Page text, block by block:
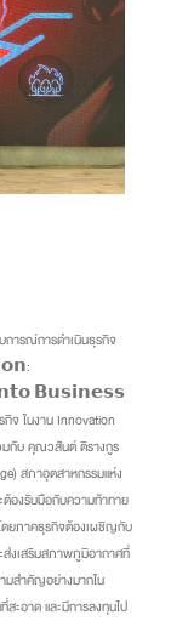
ารณ์การดำเนินธุรกิจ
𝗕𝘂𝘀𝗶𝗻𝗲𝘀𝘀
ในงาน Innovation
มกับ คุณวสันต์ ติรางกูร
สภาอุตสาหกรรมแห่ง
ต้องรับมือกับความท้าทาย
ดยภาคธุรกิจต้องเผชิญกับ
ส่งเสริมสภาพภูมิอากาศที่
มสำคัญอย่างมากใน
ะอาด และมีการลงทุนไป